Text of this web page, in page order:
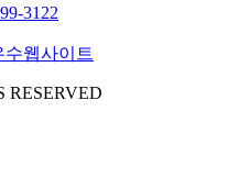
3122
RESERVED